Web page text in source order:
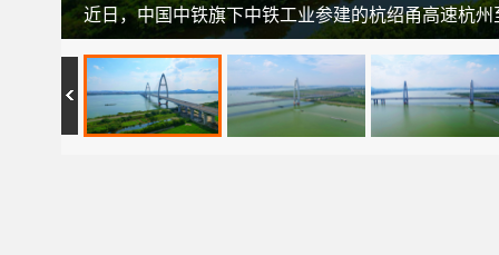
近日，中国中铁旗下中铁工业参建的杭绍甬高速杭